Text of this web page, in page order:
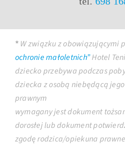
*W związku z obowiązującymi
ochronie małoletnich”Hotel
dziecko przebywa podczas
dziecka z osobą niebędącą
prawnym
wymagany jest dokument
dorosłej lub dokument
zgodę rodzica/opiekuna